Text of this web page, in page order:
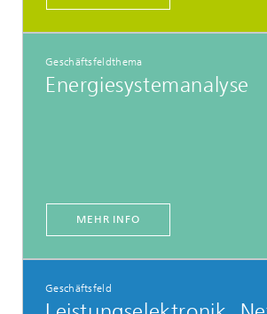
Geschäftsfeldthema
Energiesystemanalyse
MEHR INFO
Geschäftsfeld